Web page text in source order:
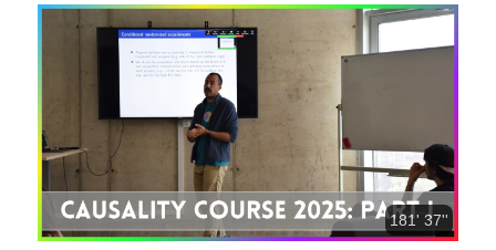
181' 37''